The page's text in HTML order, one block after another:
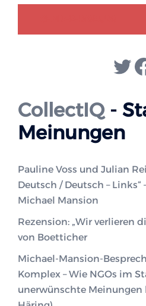
CollectIQ-
Meinungen
Pauline Voss und Julian
Deutsch / Deutsch – Links“
Michael Mansion
Rezension: „Wir verlieren
von Boetticher
Michael-Mansion-
Komplex – Wie NGOs im
unerwünschte